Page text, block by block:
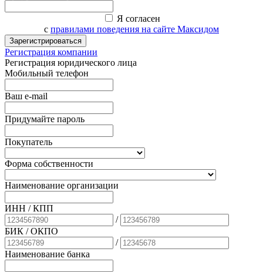
Я согласен
с правилами поведения на сайте Максидом
Зарегистрироваться
Регистрация компании
Регистрация юридического лица
Мобильный телефон
Ваш e-mail
Придумайте пароль
Покупатель
Форма собственности
Наименование организации
ИНН / КПП
/
БИК / ОКПО
/
Наименование банка